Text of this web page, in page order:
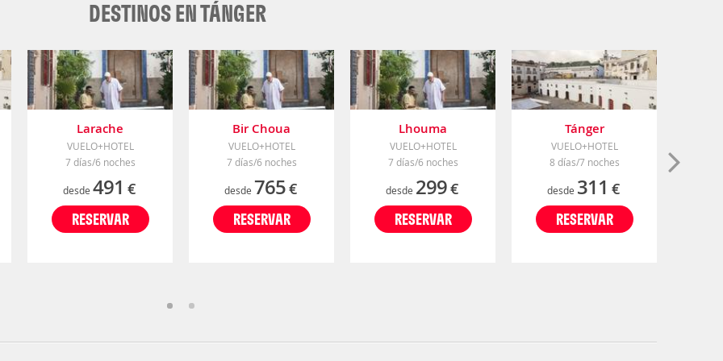
DESTINOS EN TÁNGER
Larache
VUELO+HOTEL
7 días/6 noches
desde 491 €
RESERVAR
Bir Choua
VUELO+HOTEL
7 días/6 noches
desde 765€
RESERVAR
Lhouma
VUELO+HOTEL
7 días/6 noches
desde 299€
RESERVAR
Tánger
VUELO+HOTEL
8 días/7 noches
desde 311 €
RESERVAR